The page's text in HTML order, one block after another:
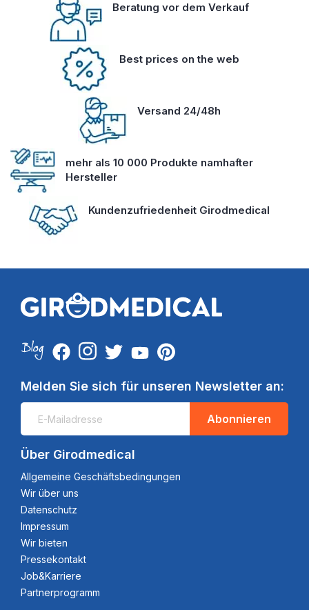
Beratung vor dem Verkauf
Best prices on the web
Versand 24/48h
mehr als 10 000 Produkte namhafter
Hersteller
Kundenzufriedenheit Girodmedical
Melden Sie sich für unseren Newsletter an:
Abonnieren
Über Girodmedical
Allgemeine Geschäftsbedingungen
Wir über uns
Datenschutz
Impressum
Wir bieten
Pressekontakt
Job&Karriere
Partnerprogramm